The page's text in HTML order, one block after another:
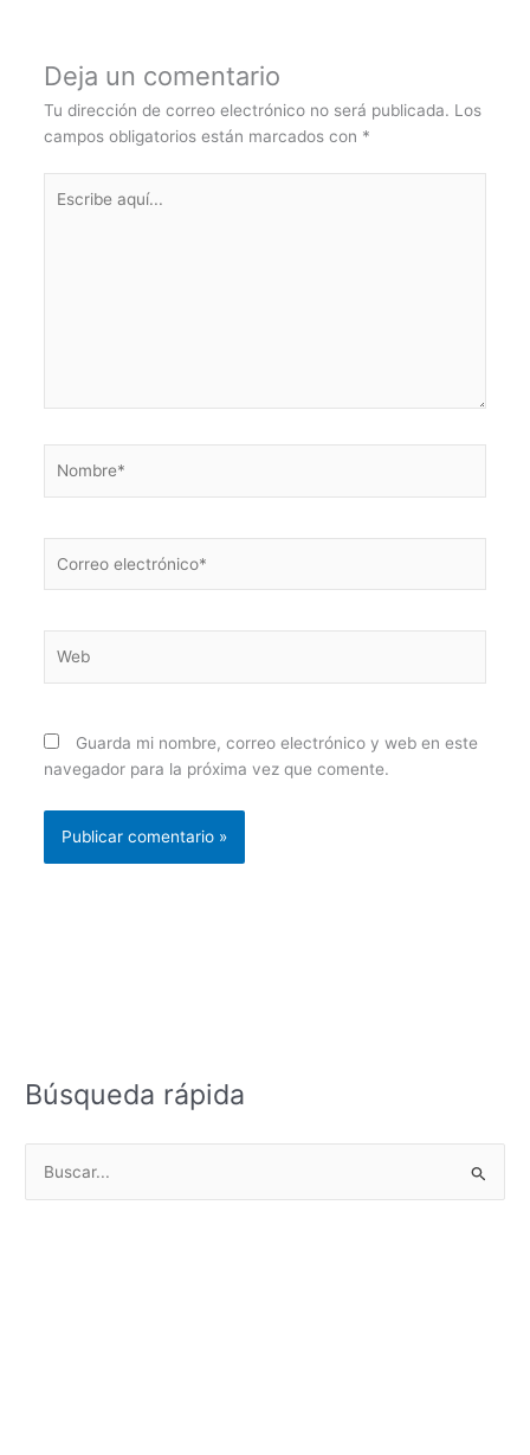
Deja un comentario
Tu dirección de correo electrónico no será publicada. Los
campos obligatorios están marcados con *
aquí...
electrónico*
Guarda mi nombre, correo electrónico y web en este
navegador para la próxima vez que comente.
Búsqueda rápida